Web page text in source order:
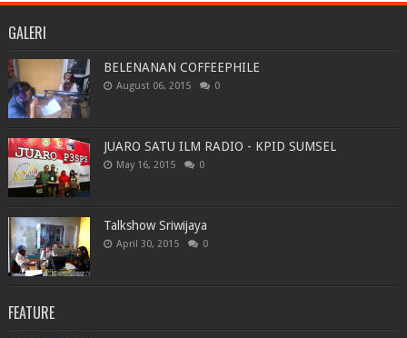
GALERI
BELENANAN COFFEEPHILE
August 06, 2015 0
JUARO SATU ILM RADIO - KPID SUMSEL
May 16, 2015 0
Talkshow Sriwijaya
April 30, 2015 0
FEATURE